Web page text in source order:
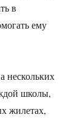
в
ему
нескольких
школы,
жилетах,